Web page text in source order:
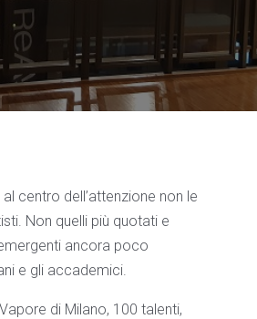
centro dell’attenzione non le
Non quelli più quotati e
ancora poco
e gli accademici.
di Milano, 100 talenti,